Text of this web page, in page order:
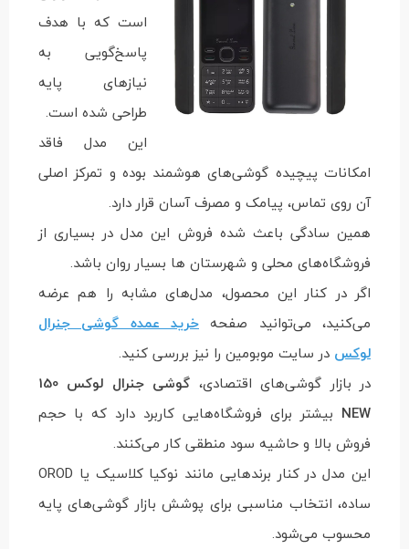
است که با هدف
پاسخ‌گویی به
نیازهای پایه
طراحی شده است.
این مدل فاقد
امکانات پیچیده گوشی‌های هوشمند بوده و تمرکز اصلی
آن روی تماس، پیامک و مصرف آسان قرار دارد.
همین سادگی باعث شده فروش این مدل در بسیاری از
فروشگاه‌های محلی و شهرستان ها بسیار روان باشد.
اگر در کنار این محصول، مدل‌های مشابه را هم عرضه
می‌کنید، می‌توانید صفحه خرید عمده گوشی جنرال
لوکس در سایت موبومین را نیز بررسی کنید.
در بازار گوشی‌های اقتصادی،
گوشی جنرال لوکس 150
NEW بیشتر برای فروشگاه‌هایی کاربرد دارد که با حجم
فروش بالا و حاشیه سود منطقی کار می‌کنند.
این مدل در کنار برندهایی مانند نوکیا کلاسیک یا OROD
ساده، انتخاب مناسبی برای پوشش بازار گوشی‌های پایه
محسوب می‌شود.